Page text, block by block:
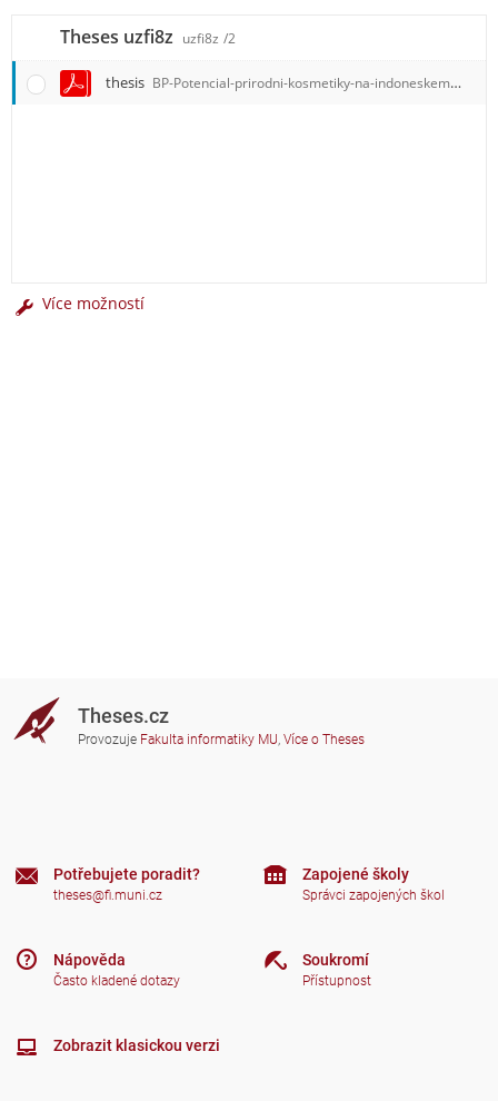
Theses uzfi8z uzfi8z /2
thesis BP-Potencial-prirodni-kosmetiky-na-indoneskem-trhu-Surank.pdf
Více možností
Theses.cz
Provozuje Fakulta informatiky MU, Více o Theses
Potřebujete poradit?
theses@fi.muni.cz
Nápověda
Často kladené dotazy
Zapojené školy
Správci zapojených škol
Soukromí
Přístupnost
Zobrazit klasickou verzi